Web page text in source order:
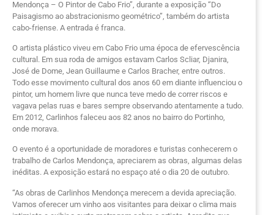
Mendonça – O Pintor de Cabo Frio”, durante a exposição “Do
Paisagismo ao abstracionismo geométrico”, também do artista
cabo-friense. A entrada é franca.
O artista plástico viveu em Cabo Frio uma época de efervescência
cultural. Em sua roda de amigos estavam Carlos Scliar, Djanira,
José de Dome, Jean Guillaume e Carlos Bracher, entre outros.
Todo esse movimento cultural dos anos 60 em diante influenciou o
pintor, um homem livre que nunca teve medo de correr riscos e
vagava pelas ruas e bares sempre observando atentamente a tudo.
Em 2012, Carlinhos faleceu aos 82 anos no bairro do Portinho,
onde morava.
O evento é a oportunidade de moradores e turistas conhecerem o
trabalho de Carlos Mendonça, apreciarem as obras, algumas delas
inéditas. A exposição estará no espaço até o dia 20 de outubro.
“As obras de Carlinhos Mendonça merecem a devida apreciação.
Vamos oferecer um vinho aos visitantes para deixar o clima mais